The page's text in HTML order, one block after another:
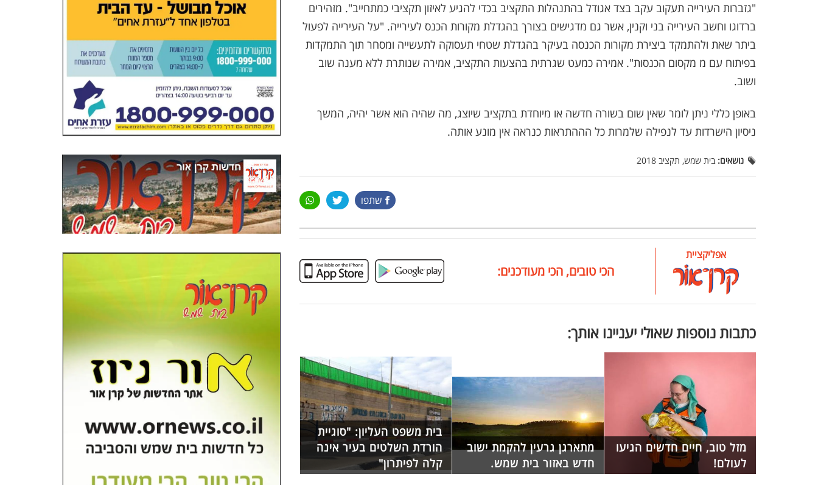
"גזברות העירייה תעקוב עקב בצד אגודל בהתנהלות התקציב בכדי להגיע לאיזון תקציבי כמתחייב". מזהירים
ברדוגו וחשב העירייה בני וקנין, אשר גם מדגישים בצורך בהגדלת מקורות הכנס לעירייה. "על העירייה לפעול
ביתר שאת ולהתמקד ביצירת מקורות הכנסה בעיקר בהגדלת שטחי תעסוקה לתעשייה ומסחר תוך התמקדות
בפיתוח עם מ מקסום הכנסות". אמירה כמעט שגרתית בהצעות התקציב, אמירה שנותרת ללא מענה שוב
ושוב.
באופן כללי ניתן לומר שאין שום בשורה חדשה או מיוחדת בתקציב שיוצג, מה שהיה הוא אשר יהיה, המשך
ניסיון הישרדות עד לנפילה שלמרות כל הההתראות כנראה אין מונע אותה.
נושאים: בית שמש, תקציב 2018
שתפו
אפליקציית
הכי טובים, הכי מעודכנים:
כתבות נוספות שאולי יעניינו אותך:
מזל טוב, חיים חדשים הגיעו
לעולם!
מתארגן גרעין להקמת ישוב
חדש באזור בית שמש.
בית משפט העליון: "סוגיית
הורדת השלטים בעיר אינה
קלה לפיתרון"